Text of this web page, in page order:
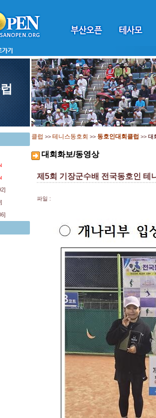
클럽 >> 테니스동호회 >> 동호인대회클럽 >> 대
대회화보/동영상
제5회 기장군수배 전국동호인 테
파일 :